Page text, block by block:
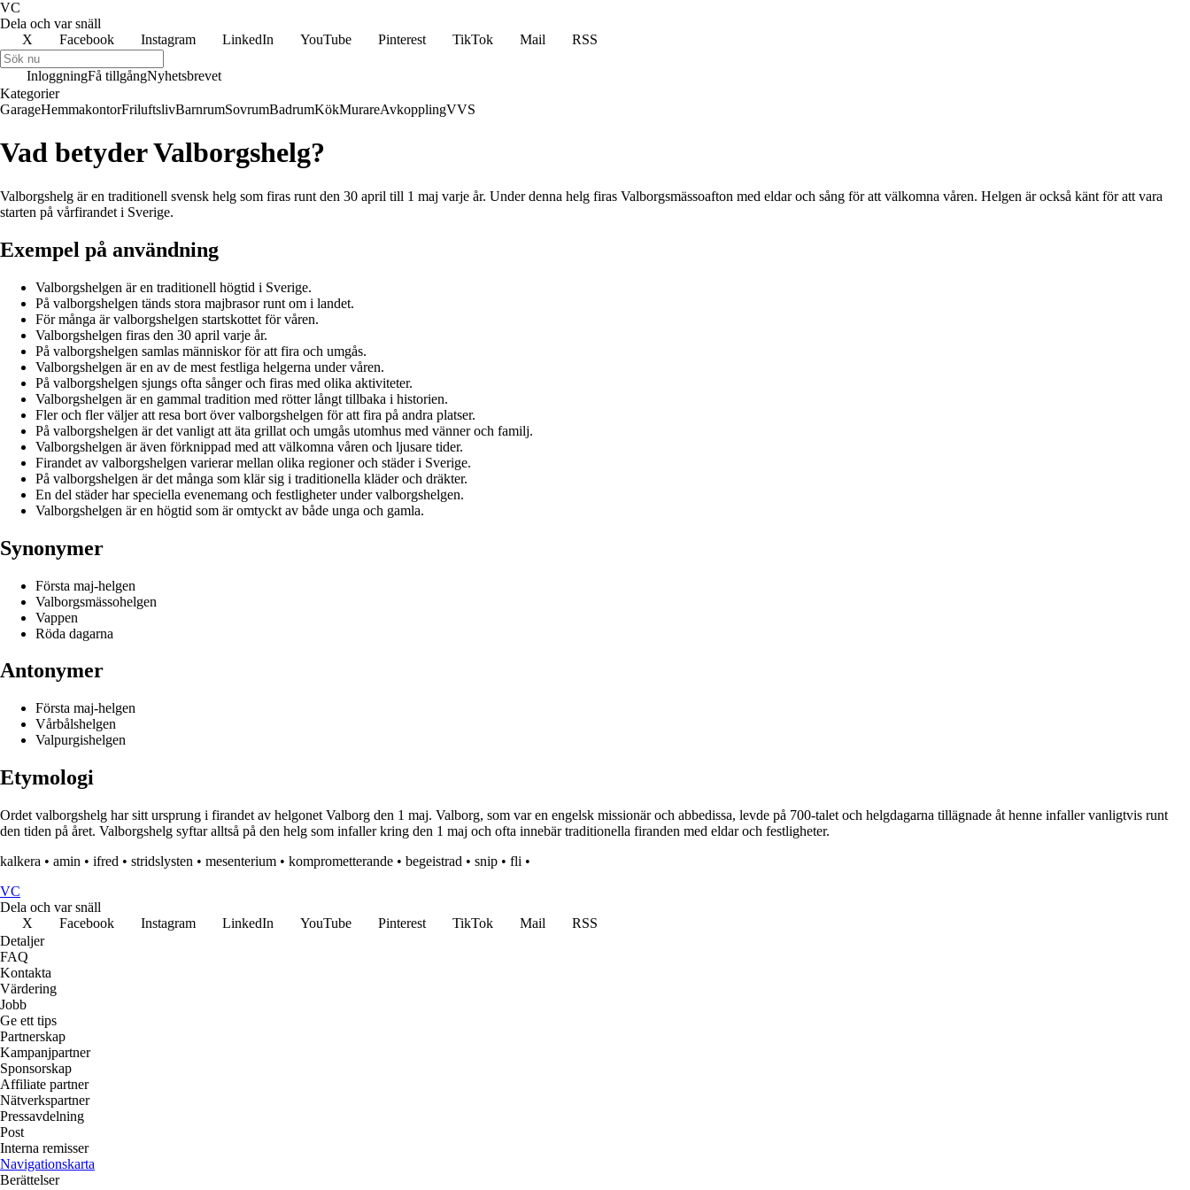
VC
Dela och var snäll
X
Facebook Instagram LinkedIn YouTube Pinterest TikTok Mail RSS
InloggningFå tillgångNyhetsbrevet
Kategorier
GarageHemmakontorFriluftslivBarnrumSovrumBadrumKökMurareAvkopplingVVS
Vad betyder Valborgshelg?
Valborgshelg är en traditionell svensk helg som firas runt den 30 april till 1 maj varje år. Under denna helg firas Valborgsmässoafton med eldar och sång för att välkomna våren. Helgen är också känt för att vara
starten på vårfirandet i Sverige.
Exempel på användning
Valborgshelgen är en traditionell högtid i Sverige.
På valborgshelgen tänds stora majbrasor runt om i landet.
För många är valborgshelgen startskottet för våren.
Valborgshelgen firas den 30 april varje år.
På valborgshelgen samlas människor för att fira och umgås.
Valborgshelgen är en av de mest festliga helgerna under våren.
På valborgshelgen sjungs ofta sånger och firas med olika aktiviteter.
Valborgshelgen är en gammal tradition med rötter långt tillbaka i historien.
Fler och fler väljer att resa bort över valborgshelgen för att fira på andra platser.
På valborgshelgen är det vanligt att äta grillat och umgås utomhus med vänner och familj.
Valborgshelgen är även förknippad med att välkomna våren och ljusare tider.
Firandet av valborgshelgen varierar mellan olika regioner och städer i Sverige.
På valborgshelgen är det många som klär sig i traditionella kläder och dräkter.
En del städer har speciella evenemang och festligheter under valborgshelgen.
Valborgshelgen är en högtid som är omtyckt av både unga och gamla.
Synonymer
Första maj-helgen
Valborgsmässohelgen
Vappen
Röda dagarna
Antonymer
Första maj-helgen
Vårbålshelgen
Valpurgishelgen
Etymologi
Ordet valborgshelg har sitt ursprung i firandet av helgonet Valborg den 1 maj. Valborg, som var en engelsk missionär och abbedissa, levde på 700-talet och helgdagarna tillägnade åt henne infaller vanligtvis runt
den tiden på året. Valborgshelg syftar alltså på den helg som infaller kring den 1 maj och ofta innebär traditionella firanden med eldar och festligheter.
kalkera • amin • ifred • stridslysten • mesenterium • komprometterande • begeistrad • snip • fli •
VC
Dela och var snäll
X
Facebook Instagram LinkedIn YouTube Pinterest TikTok Mail
RSS
Detaljer
FAQ
Kontakta
Värdering
Jobb
Ge ett tips
Partnerskap
Kampanjpartner
Sponsorskap
Affiliate partner
Nätverkspartner
Pressavdelning
Post
Interna remisser
Navigationskarta
Berättelser